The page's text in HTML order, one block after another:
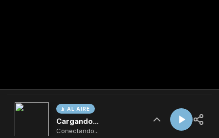
AL AIRE
Cargando...
Conectando...